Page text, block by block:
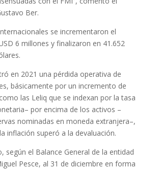
Ber.
se incrementaron el
6 millones y finalizaron en 41.652
en 2021 una pérdida operativa de
básicamente por un incremento de
las Leliq que se indexan por la tasa
por encima de los activos –
nominadas en moneda extranjera–,
inflación superó a la devaluación.
según el Balance General de la entidad
Pesce, al 31 de diciembre en forma